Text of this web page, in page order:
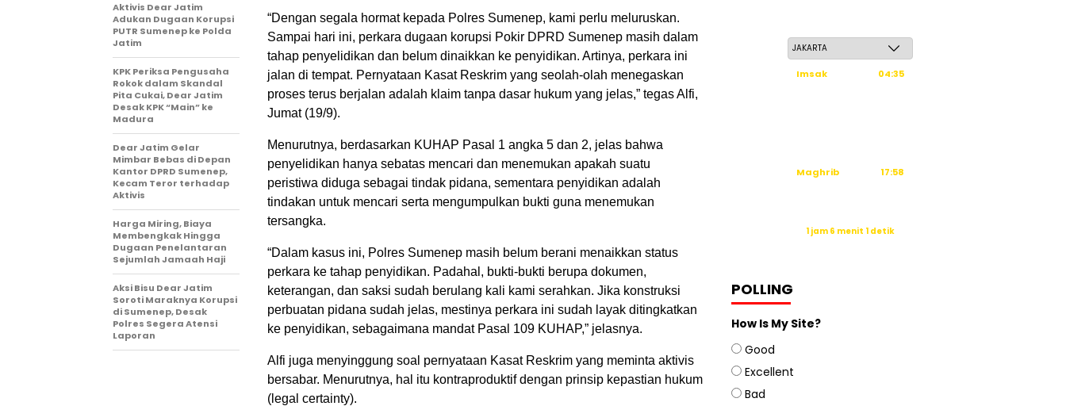
“Dengan segala hormat kepada Polres Sumenep, kami perlu meluruskan.
Sampai hari ini, perkara dugaan korupsi Pokir DPRD Sumenep masih dalam
tahap penyelidikan dan belum dinaikkan ke penyidikan. Artinya, perkara ini
jalan di tempat. Pernyataan Kasat Reskrim yang seolah-olah menegaskan
proses terus berjalan adalah klaim tanpa dasar hukum yang jelas,” tegas Alfi,
Jumat (19/9).
Menurutnya, berdasarkan KUHAP Pasal 1 angka 5 dan 2, jelas bahwa
penyelidikan hanya sebatas mencari dan menemukan apakah suatu
peristiwa diduga sebagai tindak pidana, sementara penyidikan adalah
tindakan untuk mencari serta mengumpulkan bukti guna menemukan
tersangka.
“Dalam kasus ini, Polres Sumenep masih belum berani menaikkan status
perkara ke tahap penyidikan. Padahal, bukti-bukti berupa dokumen,
keterangan, dan saksi sudah berulang kali kami serahkan. Jika konstruksi
perbuatan pidana sudah jelas, mestinya perkara ini sudah layak ditingkatkan
ke penyidikan, sebagaimana mandat Pasal 109 KUHAP,” jelasnya.
Alfi juga menyinggung soal pernyataan Kasat Reskrim yang meminta aktivis
bersabar. Menurutnya, hal itu kontraproduktif dengan prinsip kepastian hukum
(legal certainty).
Aktivis Dear Jatim
Adukan Dugaan Korupsi
PUTR Sumenep ke Polda
Jatim
KPK Periksa Pengusaha
Rokok dalam Skandal
Pita Cukai, Dear Jatim
Desak KPK “Main” ke
Madura
Dear Jatim Gelar
Mimbar Bebas di Depan
Kantor DPRD Sumenep,
Kecam Teror terhadap
Aktivis
Harga Miring, Biaya
Membengkak Hingga
Dugaan Penelantaran
Sejumlah Jamaah Haji
Aksi Bisu Dear Jatim
Soroti Maraknya Korupsi
di Sumenep, Desak
Polres Segera Atensi
Laporan
Imsak
04:35
Maghrib
17:58
1 jam 6 menit 1 detik
POLLING
How Is My Site?
Good
Excellent
Bad